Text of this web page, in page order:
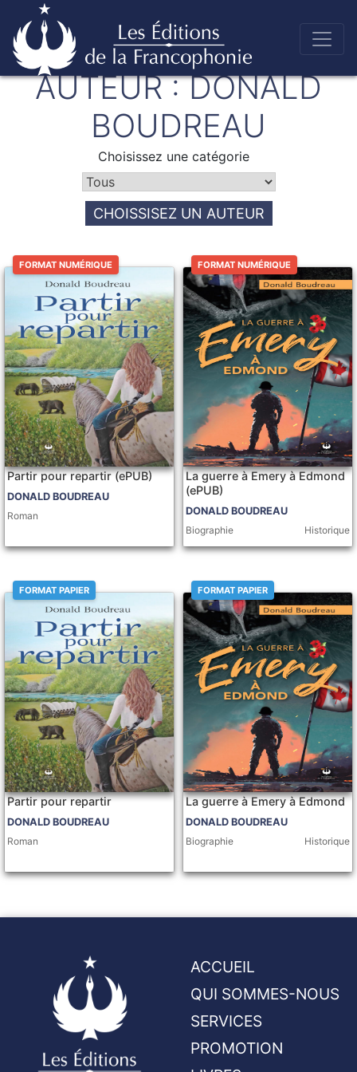
Skip
to
content
Éditions de la francophonie
AUTEUR :DONALD
BOUDREAU
Choisissez une catégorie
CHOISSISEZ UN AUTEUR
FORMAT NUMÉRIQUE
Partir pour repartir (ePUB)
DONALD BOUDREAU
Roman
FORMAT NUMÉRIQUE
La guerre à Emery à Edmond
(ePUB)
DONALD BOUDREAU
Biographie
Historique
FORMAT PAPIER
Partir pour repartir
DONALD BOUDREAU
Roman
FORMAT PAPIER
La guerre à Emery à Edmond
DONALD BOUDREAU
Biographie
Historique
ACCUEIL
QUI SOMMES-NOUS
SERVICES
PROMOTION